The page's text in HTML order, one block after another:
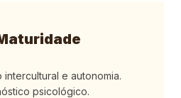
e autonomia.
psicológico.